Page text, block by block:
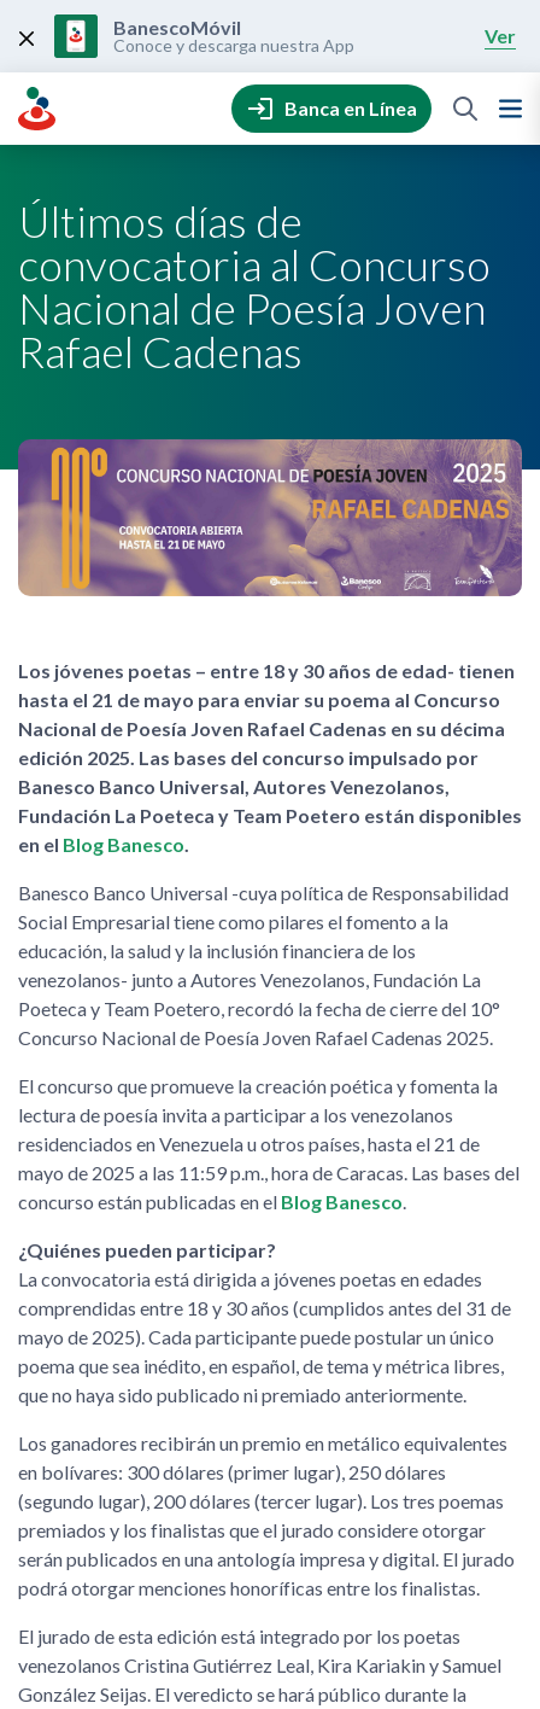
content
BanescoMóvil
Conoce y descarga nuestra App Ver
Banca en Línea
Últimos días de
convocatoria al Concurso
Nacional de Poesía Joven
Rafael Cadenas
Los jóvenes poetas – entre 18 y 30 años de edad- tienen
hasta el 21 de mayo para enviar su poema al Concurso
Nacional de Poesía Joven Rafael Cadenas en su décima
edición 2025. Las bases del concurso impulsado por
Banesco Banco Universal, Autores Venezolanos,
Fundación La Poeteca y Team Poetero están disponibles
en el Blog Banesco
Banesco Banco Universal -cuya política de Responsabilidad
Social Empresarial tiene como pilares el fomento a la
educación, la salud y la inclusión financiera de los
venezolanos- junto a Autores Venezolanos, Fundación La
Poeteca y Team Poetero, recordó la fecha de cierre del 10°
Concurso Nacional de Poesía Joven Rafael Cadenas 2025.
El concurso que promueve la creación poética y fomenta la
lectura de poesía invita a participar a los venezolanos
residenciados en Venezuela u otros países, hasta el 21 de
mayo de 2025 a las 11:59 p.m., hora de Caracas. Las bases del
concurso están publicadas en el Blog Banesco
¿Quiénes pueden participar?
La convocatoria está dirigida a jóvenes poetas en edades
comprendidas entre 18 y 30 años (cumplidos antes del 31 de
mayo de 2025). Cada participante puede postular un único
poema que sea inédito, en español, de tema y métrica libres,
que no haya sido publicado ni premiado anteriormente.
Los ganadores recibirán un premio en metálico equivalentes
en bolívares: 300 dólares (primer lugar), 250 dólares
(segundo lugar), 200 dólares (tercer lugar). Los tres poemas
premiados y los finalistas que el jurado considere otorgar
serán publicados en una antología impresa y digital. El jurado
podrá otorgar menciones honoríficas entre los finalistas.
El jurado de esta edición está integrado por los poetas
venezolanos Cristina Gutiérrez Leal, Kira Kariakin y Samuel
González Seijas. El veredicto se hará público durante la